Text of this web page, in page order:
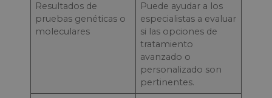
Resultados de
pruebas genéticas o
moleculares
Puede ayudar a los
especialistas a evaluar
si las opciones de
tratamiento
avanzado o
personalizado son
pertinentes.